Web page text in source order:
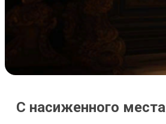
С насиженного места